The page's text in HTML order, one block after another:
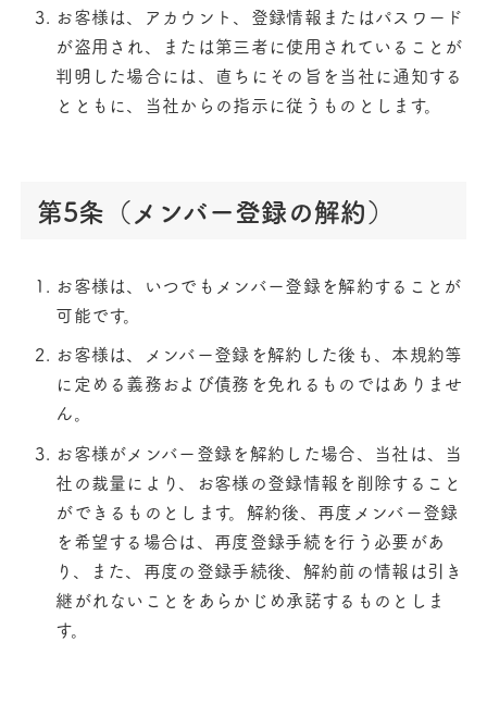
お客様は、アカウント、登録情報またはパスワード
が盗用され、または第三者に使用されていることが
判明した場合には、直ちにその旨を当社に通知する
とともに、当社からの指示に従うものとします。
第5条（メンバー登録の解約）
お客様は、いつでもメンバー登録を解約することが
可能です。
お客様は、メンバー登録を解約した後も、本規約等
に定める義務および債務を免れるものではありませ
ん。
お客様がメンバー登録を解約した場合、当社は、当
社の裁量により、お客様の登録情報を削除すること
ができるものとします。解約後、再度メンバー登録
を希望する場合は、再度登録手続を行う必要があ
り、また、再度の登録手続後、解約前の情報は引き
継がれないことをあらかじめ承諾するものとしま
す。